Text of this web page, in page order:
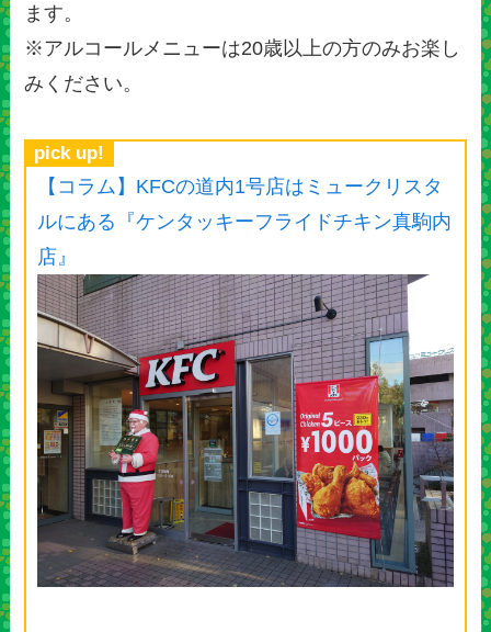
ます。
※アルコールメニューは20歳以上の方のみお楽し
みください。
pick up!
【コラム】KFCの道内1号店はミュークリスタ
ルにある『ケンタッキーフライドチキン真駒内
店』